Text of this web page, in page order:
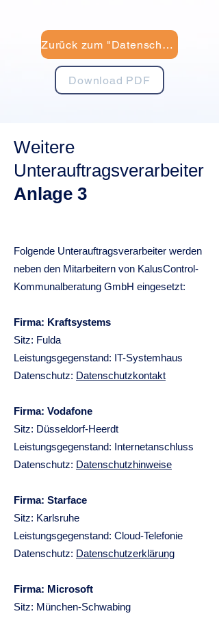
Zurück zum "Datenschutz"
Download PDF
​Weitere
Unterauftragsverarbeiter
Anlage 3
Folgende Unterauftragsverarbeiter werden
neben den Mitarbeitern von KalusControl-
Kommunalberatung GmbH eingesetzt:
Firma: Kraftsystems
Sitz: Fulda
Leistungsgegenstand: IT-Systemhaus
Datenschutz:​ Datenschutzkontakt
Firma: Vodafone
Sitz: Düsseldorf-Heerdt
Leistungsgegenstand: Internetanschluss
Datenschutz:​ Datenschutzhinweise
Firma: Starface
Sitz: Karlsruhe
Leistungsgegenstand: Cloud-Telefonie
Datenschutz:​ Datenschutzerklärung
Firma: Microsoft
Sitz: München-Schwabing